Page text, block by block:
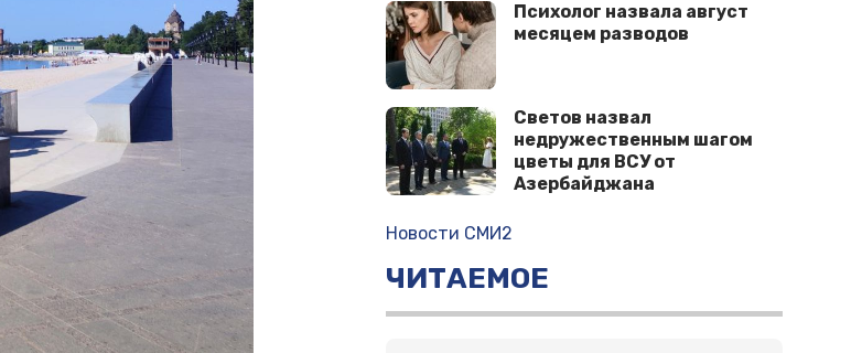
Психолог назвала август
месяцем разводов
Светов назвал
недружественным шагом
цветы для ВСУ от
Азербайджана
Новости СМИ2
ЧИТАЕМОЕ